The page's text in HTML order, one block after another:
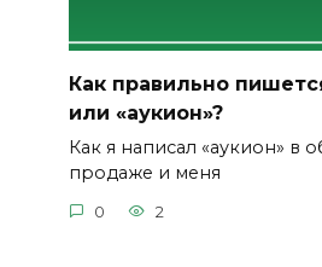
Как правильно
или «аукион»?
Как я написал «аукион» в
продаже и меня
0 2